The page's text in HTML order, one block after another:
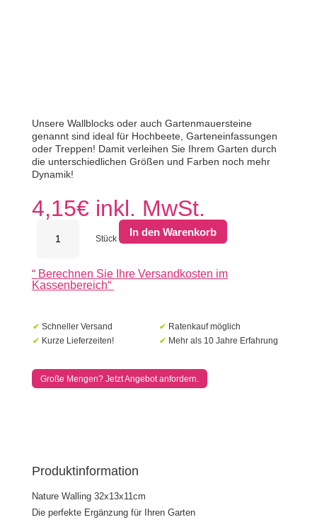
Unsere Wallblocks oder auch Gartenmauersteine ​​
genannt sind ideal für Hochbeete, Garteneinfassungen
oder Treppen! Damit verleihen Sie Ihrem Garten durch
die unterschiedlichen Größen und Farben noch mehr
Dynamik!
4,15€ inkl. MwSt.
Walling
Menge
Stück
In den Warenkorb
“ Berechnen Sie Ihre Versandkosten im
Kassenbereich“
✔ Schneller Versand ✔ Ratenkauf möglich
✔ Kurze Lieferzeiten! ✔ Mehr als 10 Jahre Erfahrung
Große Mengen? Jetzt Angebot anfordern.
Produktinformation
Nature Walling 32x13x11cm
Die perfekte Ergänzung für Ihren Garten